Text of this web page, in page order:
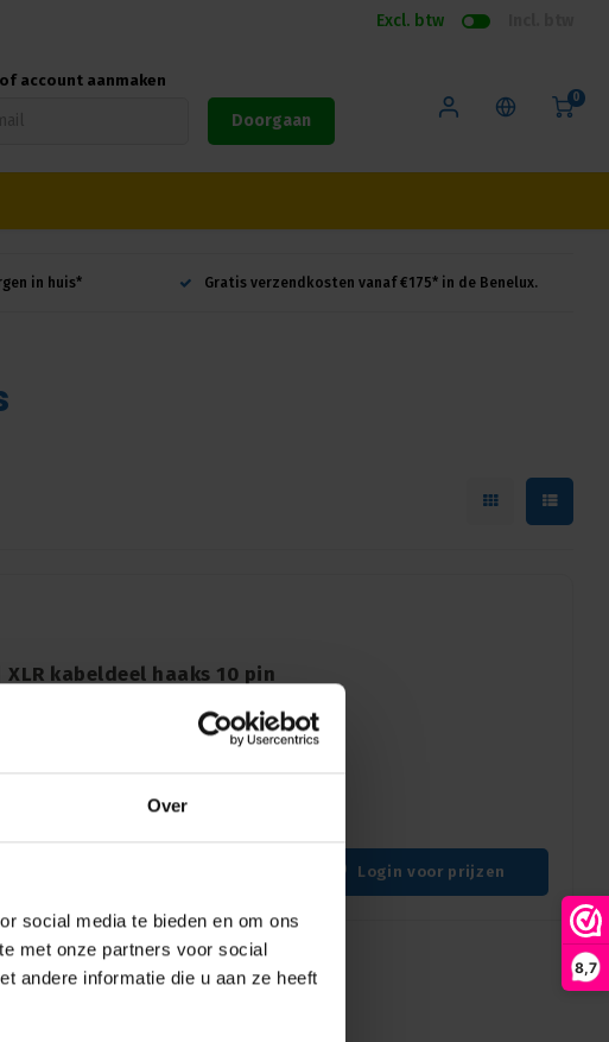
8,7
Over
social media te bieden en om ons
met onze partners voor social
andere informatie die u aan ze heeft
Excl. btw
account aanmaken
Doorgaan
0
in huis* Gratis verzendkosten vanaf €175* in de Benelux.
XLR kabeldeel haaks 10 pin
Neutrik NC10FRX-14-B haaks
en zwarte behuizing
Login voor prijzen